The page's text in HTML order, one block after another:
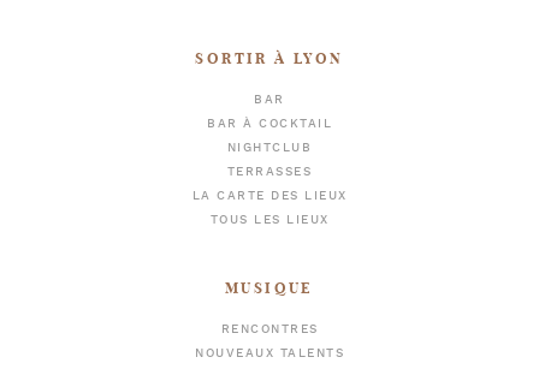
SORTIR À LYON
BAR
BAR À COCKTAIL
NIGHTCLUB
TERRASSES
LA CARTE DES LIEUX
TOUS LES LIEUX
MUSIQUE
RENCONTRES
NOUVEAUX TALENTS